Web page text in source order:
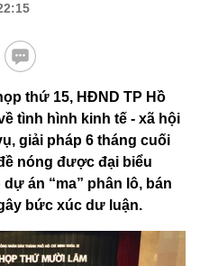
thứ 15, HĐND TP Hồ
tình hình kinh tế - xã hội
giải pháp 6 tháng cuối
nóng được đại biểu
án “ma” phân lô, bán
bức xúc dư luận.